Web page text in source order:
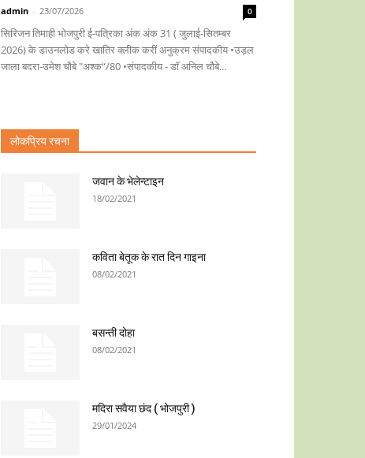
admin - 23/07/2026 0
सिरिजन तिमाही भोजपुरी ई-पत्रिका अंक अंक 31 ( जुलाई-सितम्बर
2026) के डाउनलोड करे खातिर क्लीक करीं अनुक्रम संपादकीय •उड़ल
जाला बदरा-उमेश चौबे "अश्क“/80 •संपादकीय - डॉ अनिल चौबे...
लोकप्रिय रचना
जवान के भेलेन्टाइन
18/02/2021
कविता बेतूक के रात दिन गाइना
08/02/2021
बसन्ती दोहा
08/02/2021
मदिरा सवैया छंद ( भोजपुरी )
29/01/2024